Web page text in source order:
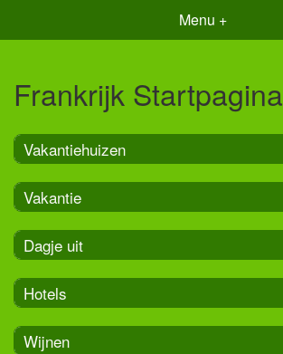
Menu +
Frankrijk Startpagina
Vakantiehuizen
Vakantie
Dagje uit
Hotels
Wijnen